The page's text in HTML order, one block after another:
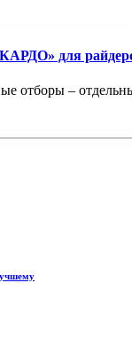
для
отборы –